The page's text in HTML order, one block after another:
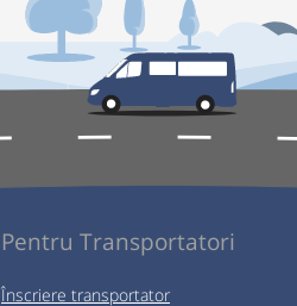
Pentru Transportatori
Înscriere transportator